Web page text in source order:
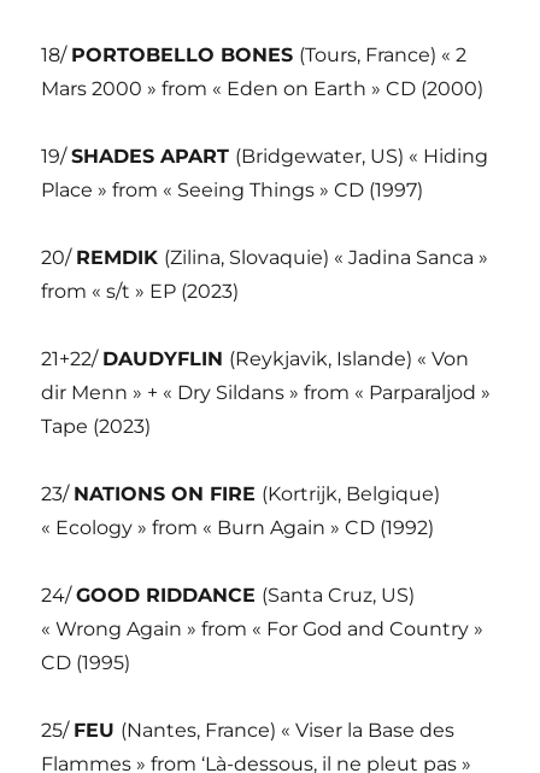
18/ PORTOBELLO BONES (Tours, France) « 2
Mars 2000 » from « Eden on Earth » CD (2000)
19/SHADES APART (Bridgewater, US) « Hiding
Place » from « Seeing Things » CD (1997)
20/ REMDIK (Zilina, Slovaquie) « Jadina Sanca »
from « s/t » EP (2023)
21+22/ DAUDYFLIN (Reykjavik, Islande) « Von
dir Menn » + « Dry Sildans » from « Parparaljod »
Tape (2023)
23/ NATIONS ON FIRE (Kortrijk, Belgique)
« Ecology » from « Burn Again » CD (1992)
24/GOOD RIDDANCE (Santa Cruz, US)
« Wrong Again » from « For God and Country »
CD (1995)
25/ FEU (Nantes, France) « Viser la Base des
Flammes » from ‘Là-dessous, il ne pleut pas »